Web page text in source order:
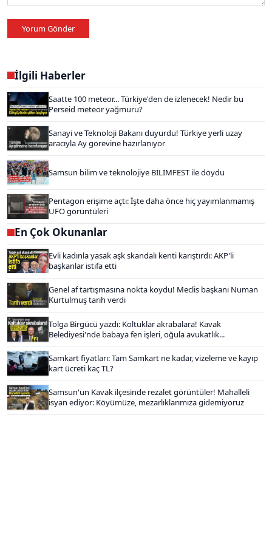
Yorum Gönder
İlgili Haberler
Saatte 100 meteor... Türkiye'den de izlenecek! Nedir bu
Perseid meteor yağmuru?
Sanayi ve Teknoloji Bakanı duyurdu! Türkiye yerli uzay
aracıyla Ay görevine hazırlanıyor
Samsun bilim ve teknolojiye BİLİMFEST ile doydu
Pentagon erişime açtı: İşte daha önce hiç yayımlanmamış
UFO görüntüleri
En Çok Okunanlar
Evli kadınla yasak aşk skandalı kenti karıştırdı: AKP'li
başkanlar istifa etti
Genel af tartışmasına nokta koydu! Meclis başkanı Numan
Kurtulmuş tarih verdi
Tolga Birgücü yazdı: Koltuklar akrabalara! Kavak
Belediyesi'nde babaya fen işleri, oğula avukatlık...
Samkart fiyatları: Tam Samkart ne kadar, vizeleme ve kayıp
kart ücreti kaç TL?
Samsun'un Kavak ilçesinde rezalet görüntüler! Mahalleli
isyan ediyor: Köyümüze, mezarlıklarımıza gidemiyoruz